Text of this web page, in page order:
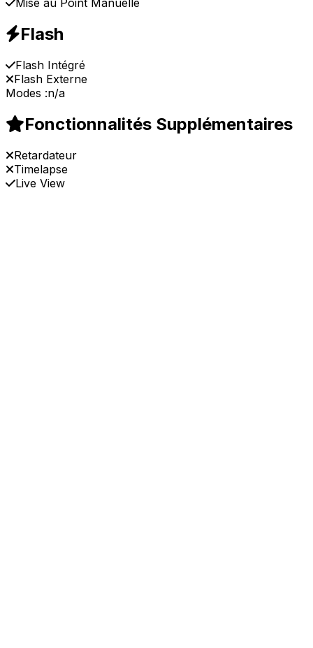
Mise au Point Manuelle
Flash
Flash Intégré
Flash Externe
Modes :n/a
Fonctionnalités Supplémentaires
Retardateur
Timelapse
Live View